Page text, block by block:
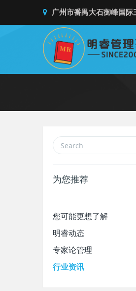
广州市番禺大石御峰国际
为您推荐
您可能更想了解
明睿动态
专家论管理
行业资讯